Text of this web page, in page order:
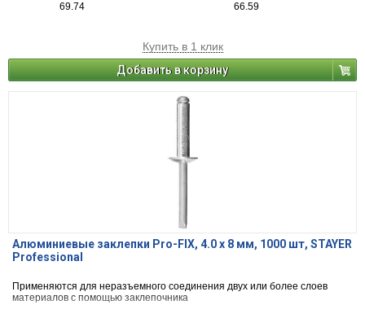
69.74 66.59
Купить в 1 клик
Добавить в корзину
Алюминиевые заклепки Pro-FIX, 4.0 х 8 мм, 1000 шт, STAYER
Professional
Применяются для неразъемного соединения двух или более слоев
материалов с помощью заклепочника